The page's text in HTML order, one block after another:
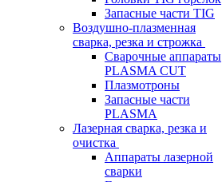
Запасные части TIG
Воздушно-плазменная
сварка, резка и строжка
Сварочные аппараты
PLASMA CUT
Плазмотроны
Запасные части
PLASMA
Лазерная сварка, резка и
очистка
Аппараты лазерной
сварки